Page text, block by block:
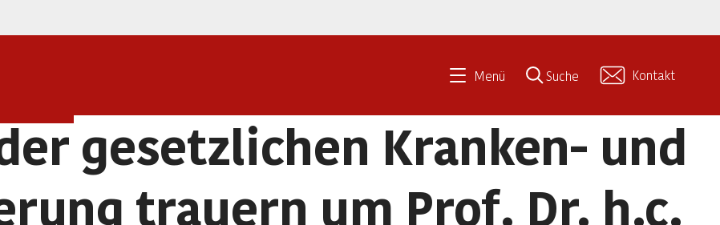
Menü Suche Kontakt
gesetzlichen Kranken- und
trauern um Prof. Dr. h.c.